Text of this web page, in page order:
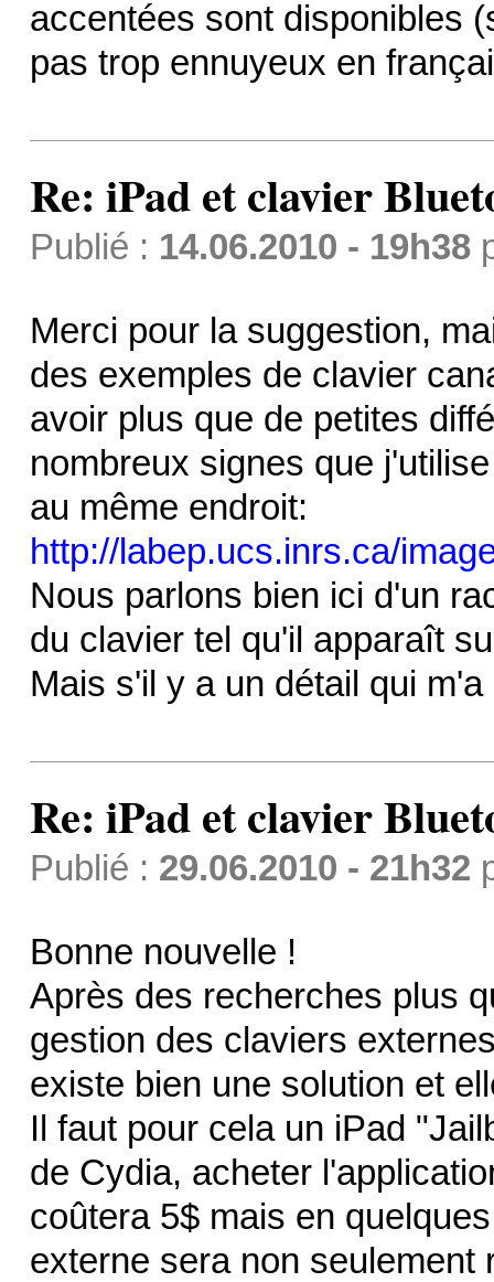
accentées sont disponibles
pas trop ennuyeux en
Re: iPad et clavier
Publié : 14.06.2010 - 19h38
Merci pour la suggestion,
des exemples de clavier
avoir plus que de petites
nombreux signes que
au même endroit:
http://labep.ucs.inrs.ca/
Nous parlons bien ici d'un
du clavier tel qu'il apparaît
Mais s'il y a un détail qui
Re: iPad et clavier
Publié : 29.06.2010 - 21h32
Bonne nouvelle !
Après des recherches plus
gestion des claviers
existe bien une solution et
Il faut pour cela un iPad
de Cydia, acheter
coûtera 5$ mais en
externe sera non seulement